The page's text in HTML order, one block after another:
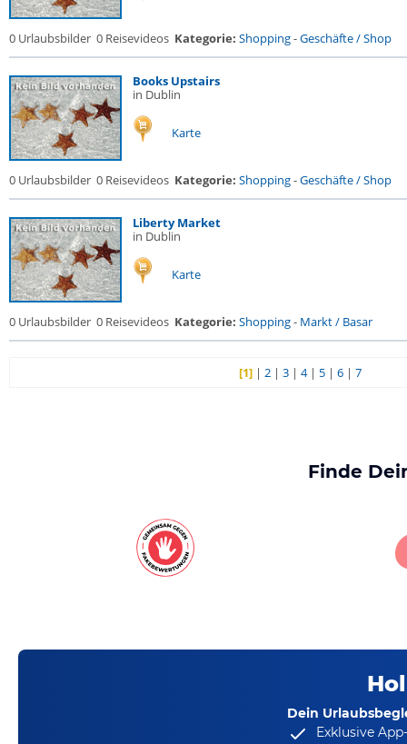
0 Urlaubsbilder 0 Reisevideos Kategorie: Shopping-Geschäfte / Shop
Books Upstairs
in Dublin
Karte
0 Urlaubsbilder 0 Reisevideos Kategorie: Shopping-Geschäfte / Shop
Liberty Market
in Dublin
Karte
0 Urlaubsbilder 0 Reisevideos Kategorie: Shopping- Markt / Basar
[1] |2 |3 |4| 5 |6 |7
Finde
Dein
Exklusive